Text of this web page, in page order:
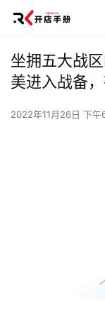
坐拥五大战
美进入战备
2022年11月26日 下午